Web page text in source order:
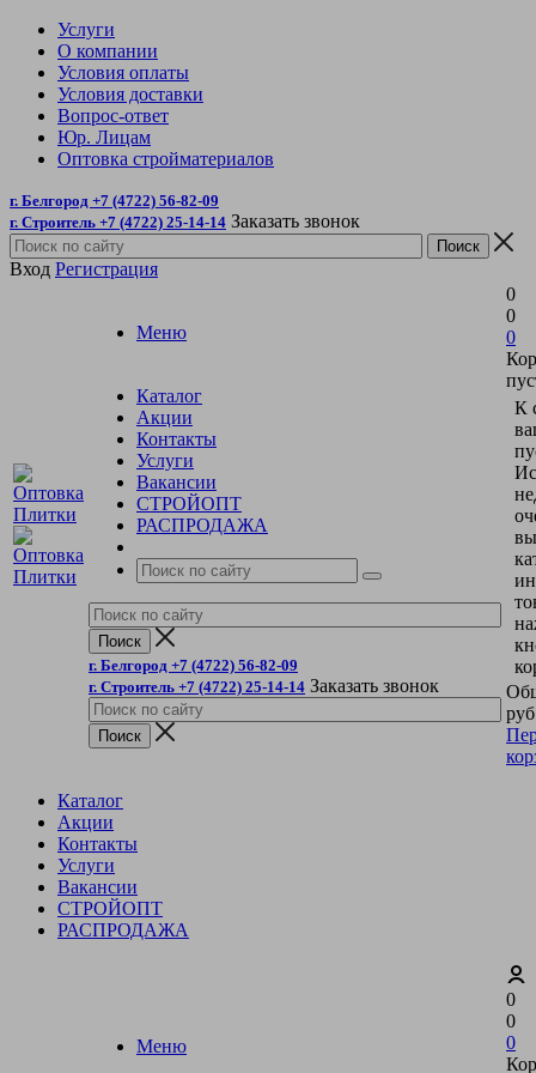
Услуги
О компании
Условия оплаты
Условия доставки
Вопрос-ответ
Юр. Лицам
Оптовка стройматериалов
г. Белгород +7 (4722) 56-82-09
г. Строитель +7 (4722) 25-14-14 Заказать звонок
Вход Регистрация
Меню
Каталог
Акции
Контакты
Услуги
Вакансии
СТРОЙОПТ
РАСПРОДАЖА
г. Белгород +7 (4722) 56-82-09
г. Строитель +7 (4722) 25-14-14 Заказать звонок
0
0
0
К
Каталог
Акции
Контакты
Услуги
Вакансии
СТРОЙОПТ
РАСПРОДАЖА
Меню
0
0
0